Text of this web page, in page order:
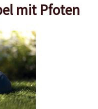
mit Pfoten